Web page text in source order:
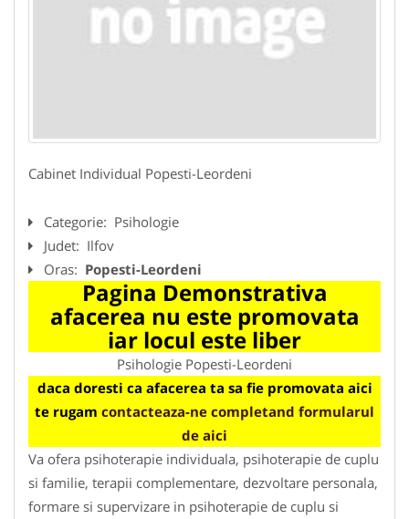
Cabinet Individual Popesti-Leordeni
Categorie: Psihologie
Judet: Ilfov
Oras: Popesti-Leordeni
Pagina Demonstrativa
afacerea nu este promovata
iar locul este liber
Psihologie Popesti-Leordeni
daca doresti ca afacerea ta sa fie promovata aici
te rugam contacteaza-ne completand formularul
de aici
Va ofera psihoterapie individuala, psihoterapie de cuplu
si familie, terapii complementare, dezvoltare personala,
formare si supervizare in psihoterapie de cuplu si